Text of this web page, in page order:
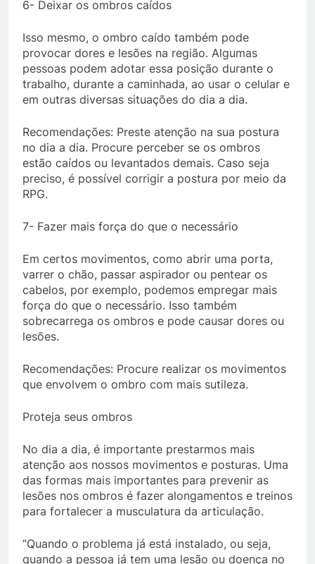
6- Deixar os ombros caídos
Isso mesmo, o ombro caído também pode
provocar dores e lesões na região. Algumas
pessoas podem adotar essa posição durante o
trabalho, durante a caminhada, ao usar o celular e
em outras diversas situações do dia a dia.
Recomendações: Preste atenção na sua postura
no dia a dia. Procure perceber se os ombros
estão caídos ou levantados demais. Caso seja
preciso, é possível corrigir a postura por meio da
RPG.
7- Fazer mais força do que o necessário
Em certos movimentos, como abrir uma porta,
varrer o chão, passar aspirador ou pentear os
cabelos, por exemplo, podemos empregar mais
força do que o necessário. Isso também
sobrecarrega os ombros e pode causar dores ou
lesões.
Recomendações: Procure realizar os movimentos
que envolvem o ombro com mais sutileza.
Proteja seus ombros
No dia a dia, é importante prestarmos mais
atenção aos nossos movimentos e posturas. Uma
das formas mais importantes para prevenir as
lesões nos ombros é fazer alongamentos e treinos
para fortalecer a musculatura da articulação.
“Quando o problema já está instalado, ou seja,
quando a pessoa já tem uma lesão ou doença no